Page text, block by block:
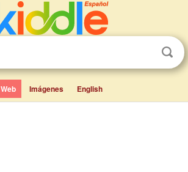
Web Imágenes English